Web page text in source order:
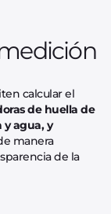
calcular el
de huella de
y agua, y
manera
de la